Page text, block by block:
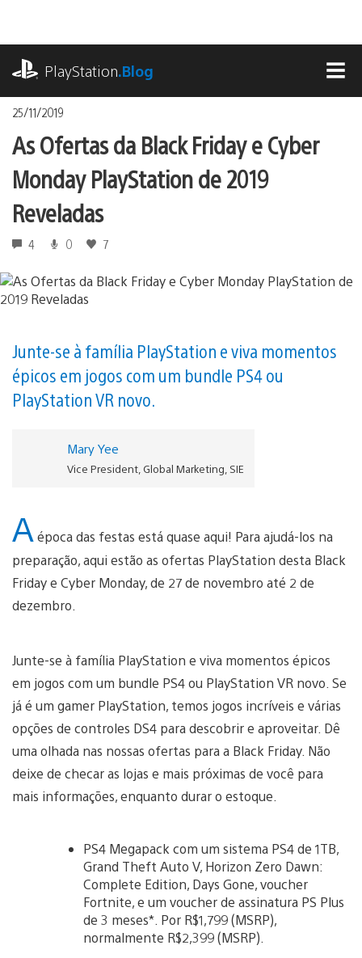
o
conteúdoPlayStation.Blog
25/11/2019
As Ofertas da Black Friday e Cyber
Monday PlayStation de 2019
Reveladas
4 0 7
Junte-se à família PlayStation e viva momentos
épicos em jogos com um bundle PS4 ou
PlayStation VR novo.
Mary Yee
Vice President, Global Marketing, SIE
A época das festas está quase aqui! Para ajudá-los na
preparação, aqui estão as ofertas PlayStation desta Black
Friday e Cyber Monday, de 27 de novembro até 2 de
dezembro.
Junte-se à família PlayStation e viva momentos épicos
em jogos com um bundle PS4 ou PlayStation VR novo. Se
já é um gamer PlayStation, temos jogos incríveis e várias
opções de controles DS4 para descobrir e aproveitar. Dê
uma olhada nas nossas ofertas para a Black Friday. Não
deixe de checar as lojas e mais próximas de você para
mais informações, enquanto durar o estoque.
PS4 Megapack com um sistema PS4 de 1TB,
Grand Theft Auto V, Horizon Zero Dawn:
Complete Edition, Days Gone, voucher
Fortnite, e um voucher de assinatura PS Plus
de 3 meses*. Por R$1,799 (MSRP),
normalmente R$2,399 (MSRP).